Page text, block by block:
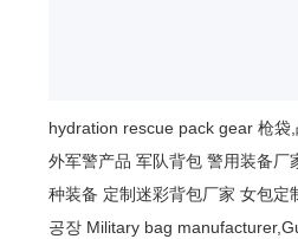
hydration rescue pack gear 枪袋
外军警产品 军队背包 警用装备厂
种装备 定制迷彩背包厂家 女包定
공장 Military bag